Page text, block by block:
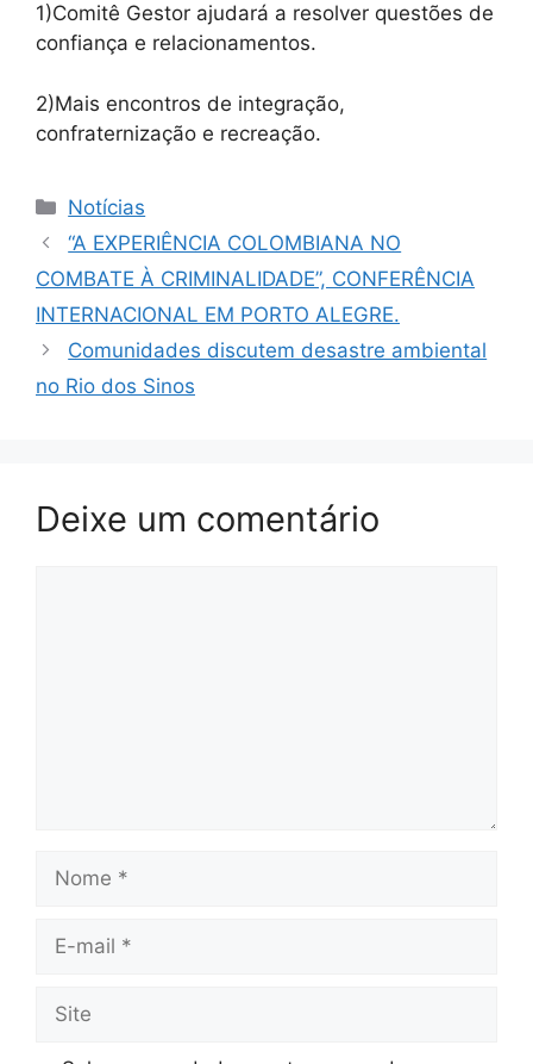
1)Comitê Gestor ajudará a resolver questões de
confiança e relacionamentos.
2)Mais encontros de integração,
confraternização e recreação.
Categorias
Notícias
“A EXPERIÊNCIA COLOMBIANA NO
COMBATE À CRIMINALIDADE”, CONFERÊNCIA
INTERNACIONAL EM PORTO ALEGRE.
Comunidades discutem desastre ambiental
no Rio dos Sinos
Deixe um comentário
mail